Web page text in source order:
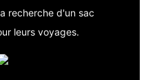
recherche d'un sac
leurs voyages.